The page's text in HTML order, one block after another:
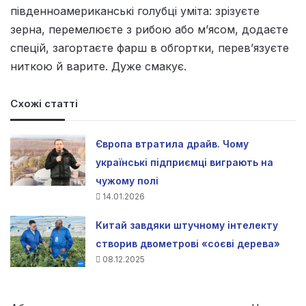
південноамериканські голубці уміта: зрізуєте
зерна, перемелюєте з рибою або м’ясом, додаєте
спецій, загортаєте фарш в обгортки, перев’язуєте
ниткою й варите. Дуже смакує.
Схожі статті
Європа втратила драйв. Чому
українські підприємці виграють на
чужому полі
14.01.2026
Китай завдяки штучному інтелекту
створив двометрові «соєві дерева»
08.12.2025